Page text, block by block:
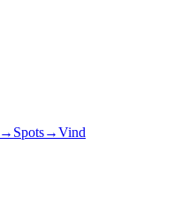
→ Spots→Vind